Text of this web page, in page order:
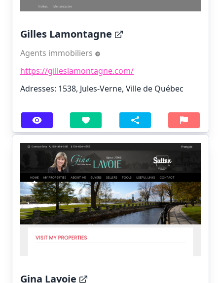
Gilles Lamontagne
Agents immobiliers
https://gilleslamontagne.com/
Adresses: 1538, Jules-Verne, Ville de Québec
Gina Lavoie